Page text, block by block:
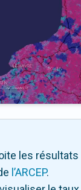
les
l’ARCEP.